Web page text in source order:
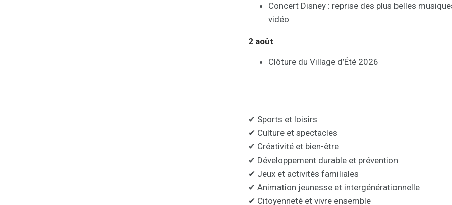
Concert Disney : reprise des plus belles
vidéo
2 août
Clôture du Village d’Été 2026
✔ Sports et loisirs
✔ Culture et spectacles
✔ Créativité et bien-être
✔ Développement durable et prévention
✔ Jeux et activités familiales
✔ Animation jeunesse et intergénérationnelle
✔ Citoyenneté et vivre ensemble